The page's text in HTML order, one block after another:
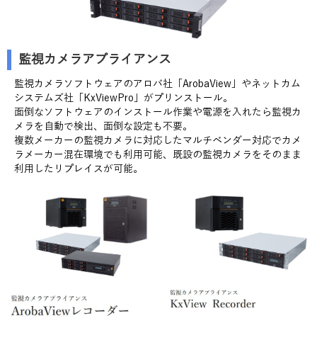
監視カメラアプライアンス
監視カメラソフトウェアのアロバ社「ArobaView」やネットカム
システムズ社「KxViewPro」がプリンストール。
面倒なソフトウェアのインストール作業や電源を入れたら監視カ
メラを自動で検出、面倒な設定も不要。
複数メーカーの監視カメラに対応したマルチベンダー対応でカメ
ラメーカー混在環境でも利用可能、既設の監視カメラをそのまま
利用したリプレイスが可能。